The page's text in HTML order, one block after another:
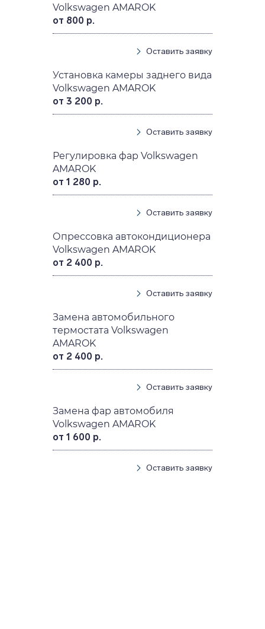
Volkswagen AMAROK
от 800 р.
Оставить заявку
Установка камеры заднего вида
Volkswagen AMAROK
от 3 200 р.
Оставить заявку
Регулировка фар Volkswagen
AMAROK
от 1 280 р.
Оставить заявку
Опрессовка автокондиционера
Volkswagen AMAROK
от 2 400 р.
Оставить заявку
Замена автомобильного
термостата Volkswagen
AMAROK
от 2 400 р.
Оставить заявку
Замена фар автомобиля
Volkswagen AMAROK
от 1 600 р.
Оставить заявку